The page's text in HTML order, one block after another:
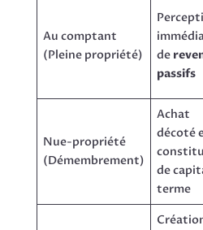
Au comptant
(Pleine propriété)
de
passifs
Nue-propriété
(Démembrement)
Achat
décoté
de
terme